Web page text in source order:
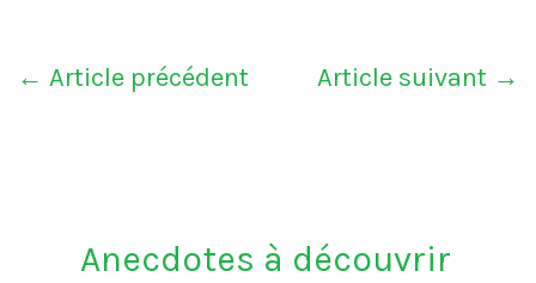
← Article précédent Article suivant →
Anecdotes à découvrir